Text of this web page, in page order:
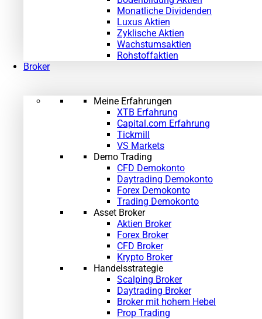
Monatliche Dividenden
Luxus Aktien
Zyklische Aktien
Wachstumsaktien
Rohstoffaktien
Broker
Meine Erfahrungen
XTB Erfahrung
Capital.com Erfahrung
Tickmill
VS Markets
Demo Trading
CFD Demokonto
Daytrading Demokonto
Forex Demokonto
Trading Demokonto
Asset Broker
Aktien Broker
Forex Broker
CFD Broker
Krypto Broker
Handelsstrategie
Scalping Broker
Daytrading Broker
Broker mit hohem Hebel
Prop Trading